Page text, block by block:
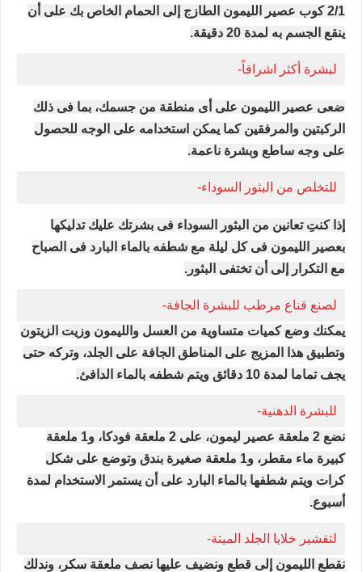
2/1 كوب عصير الليمون الطازج إلى الحمام الخاص بك على أن
ينقع الجسم به لمدة 20 دقيقة.
لبشرة أكثر اشراقاً-
ضعى عصير الليمون على أى منطقة من جسمك، بما فى ذلك
الركبتين والمرفقين كما يمكن استخدامه على الوجه للحصول
على وجه ساطع وبشرة ناعمة.
للتخلص من البثور السوداء-
إذا كنتِ تعانين من البثور السوداء فى بشرتك عليك تدليكها
بعصير الليمون فى كل ليلة مع شطفه بالماء البارد فى الصباح
مع التكرار إلى أن تختفى البثور.
لصنع قناع مرطب للبشرة الجافة-
يمكنك وضع كميات متساوية من العسل والليمون وزيت الزيتون
وتطبيق هذا المزيج على المناطق الجافة على الجلد، وتركه حتى
يجف تماما لمدة 10 دقائق ويتم شطفه بالماء الدافئ.
للبشرة الدهنية-
نضع 2 ملعقة عصير ليمون، على 2 ملعقة فودكا، و1 ملعقة
كبيرة ماء مقطر، و1 ملعقة صغيرة بندق وتوضع على شكل
كرات ويتم شطفها بالماء البارد على أن يستمر الاستخدام لمدة
أسبوع.
لتقشير خلايا الجلد الميتة-
نقطع الليمون إلى قطع ونضيف عليها نصف ملعقة سكر، وندلك